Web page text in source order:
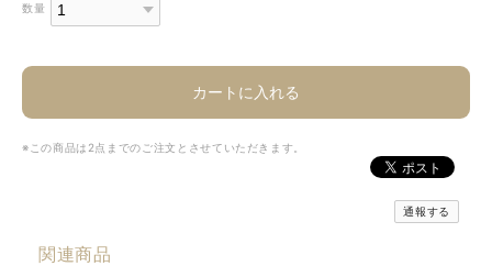
数量
カートに入れる
※この商品は2点までのご注文とさせていただきます。
通報する
関連商品